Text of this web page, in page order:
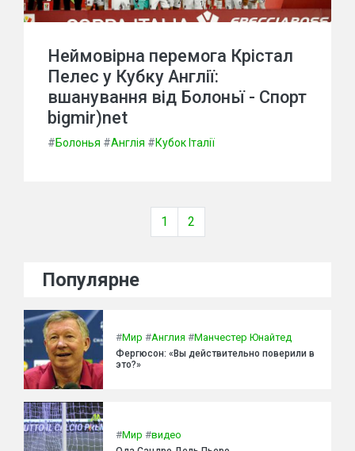
Неймовірна перемога Крістал
Пелес у Кубку Англії:
вшанування від Болоньї - Спорт
bigmir)net
#Болонья #Англія #Кубок Італії
1 2
Популярне
#Мир #Англия #Манчестер Юнайтед
Фергюсон: «Вы действительно поверили в
это?»
#Мир #видео